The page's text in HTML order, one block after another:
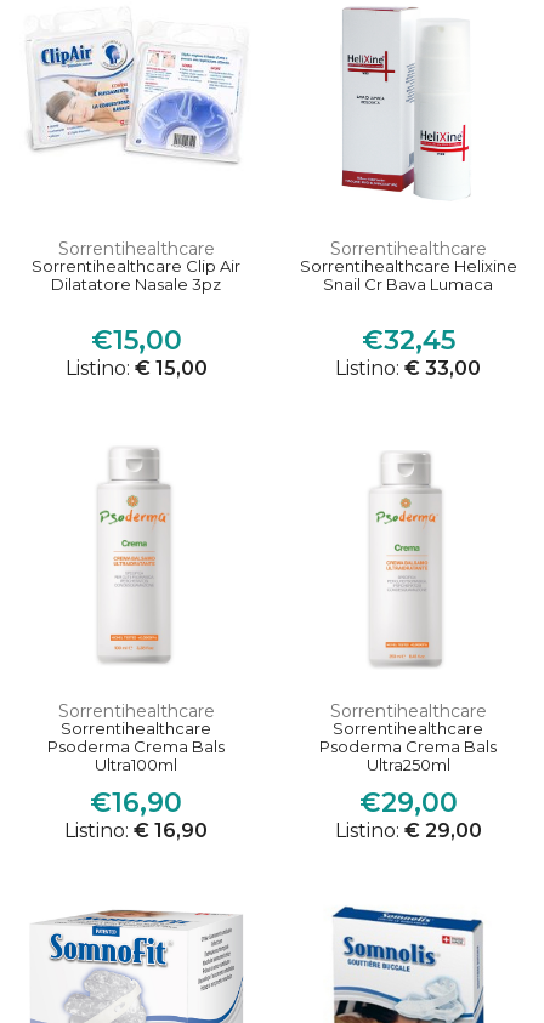
Sorrentihealthcare
Sorrentihealthcare Clip Air
Dilatatore Nasale 3pz
€15,00
Listino: € 15,00
Sorrentihealthcare
Sorrentihealthcare Helixine
Snail Cr Bava Lumaca
€32,45
Listino: € 33,00
Sorrentihealthcare
Sorrentihealthcare
Psoderma Crema Bals
Ultra100ml
€16,90
Listino: € 16,90
Sorrentihealthcare
Sorrentihealthcare
Psoderma Crema Bals
Ultra250ml
€29,00
Listino: € 29,00